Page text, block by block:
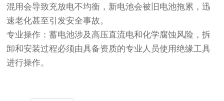
混用会导致充放电不均衡，新电池会被旧电池拖累，迅
速老化甚至引发安全事故。
专业操作：蓄电池涉及高压直流电和化学腐蚀风险，拆
卸和安装过程必须由具备资质的专业人员使用绝缘工具
进行操作。